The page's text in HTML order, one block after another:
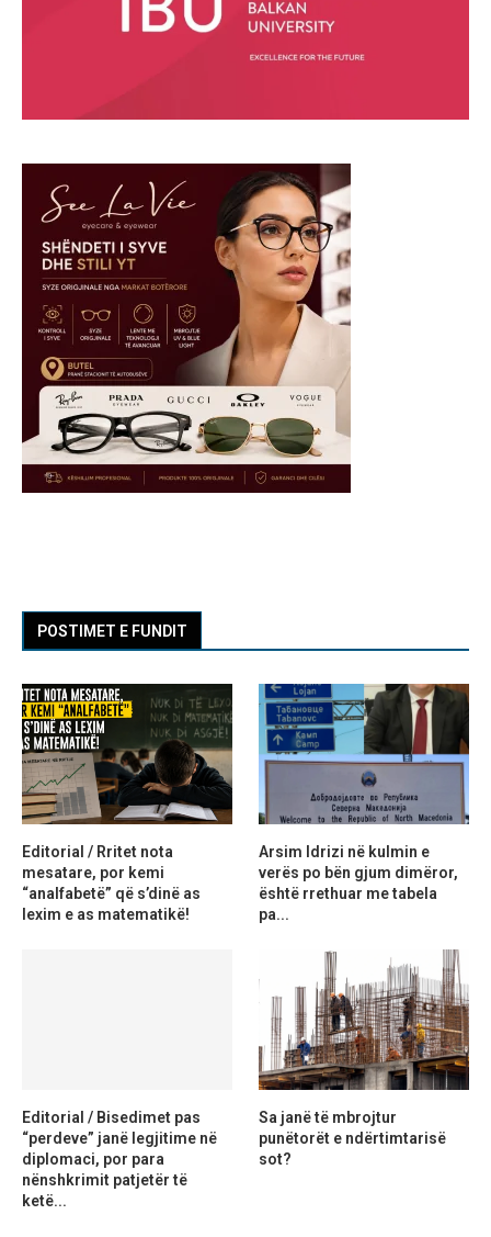
POSTIMET E FUNDIT
Editorial / Rritet nota
mesatare, por kemi
“analfabetë” që s’dinë as
lexim e as matematikë!
Arsim Idrizi në kulmin e
verës po bën gjum dimëror,
është rrethuar me tabela
pa...
Editorial / Bisedimet pas
“perdeve” janë legjitime në
diplomaci, por para
nënshkrimit patjetër të
ketë...
Sa janë të mbrojtur
punëtorët e ndërtimtarisë
sot?